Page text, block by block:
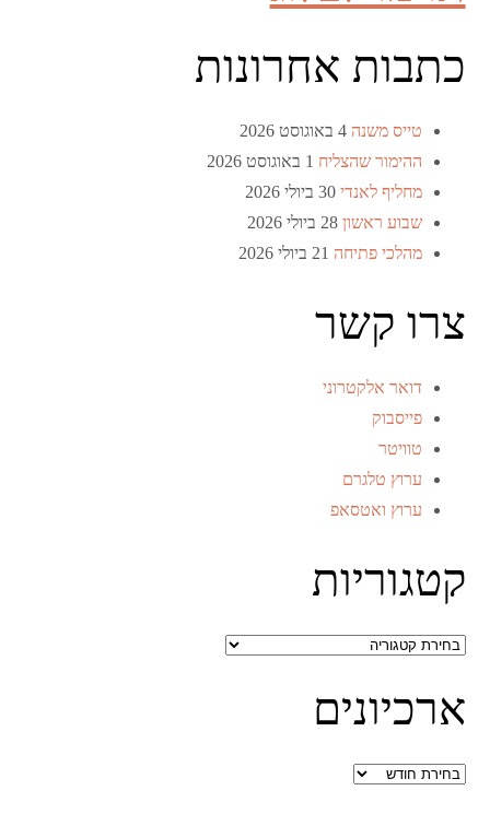
כתבות אחרונות
טייס משנה 4 באוגוסט 2026
ההימור שהצליח 1 באוגוסט 2026
מחליף לאנדי 30 ביולי 2026
שבוע ראשון 28 ביולי 2026
מהלכי פתיחה 21 ביולי 2026
צרו קשר
דואר אלקטרוני
פייסבוק
טוויטר
ערוץ טלגרם
ערוץ ואטסאפ
קטגוריות
קטגוריות
ארכיונים
ארכיונים